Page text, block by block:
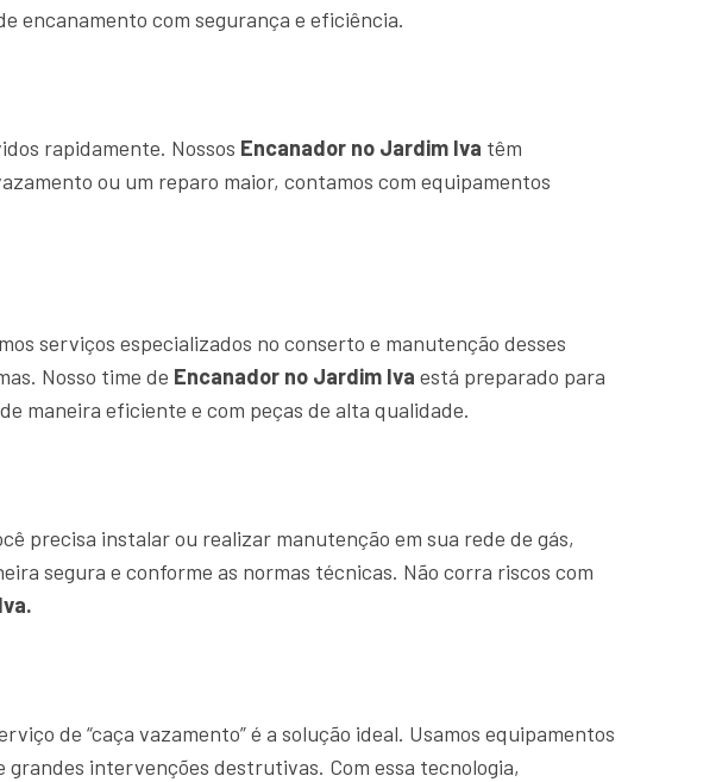
encanamento com segurança e eficiência.
rapidamente. Nossos Encanador no Jardim Iva têm
ou um reparo maior, contamos com equipamentos
serviços especializados no conserto e manutenção desses
Nosso time de Encanador no Jardim Iva está preparado para
maneira eficiente e com peças de alta qualidade.
precisa instalar ou realizar manutenção em sua rede de gás,
segura e conforme as normas técnicas. Não corra riscos com
de “caça vazamento” é a solução ideal. Usamos equipamentos
intervenções destrutivas. Com essa tecnologia,